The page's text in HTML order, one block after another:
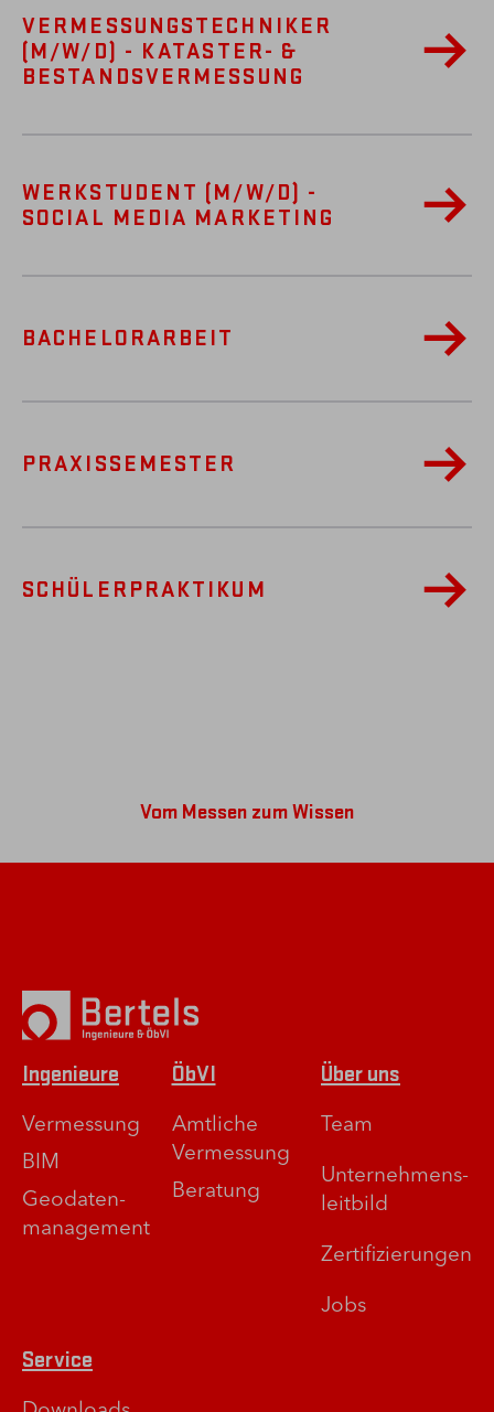
VERMESSUNGSTECHNIKER
(M/W/D) - KATASTER- &
BESTANDSVERMESSUNG
WERKSTUDENT (M/W/D) -
SOCIAL MEDIA MARKETING
BACHELORARBEIT
PRAXISSEMESTER
SCHÜLER­PRAKTIKUM
Vom Messen zum Wissen
Ingenieure
Vermessung
BIM
Geodaten­
management
ÖbVI
Amtliche
Vermessung
Beratung
Über uns
Team
Unternehmens­
leitbild
Zertifizierungen
Jobs
Service